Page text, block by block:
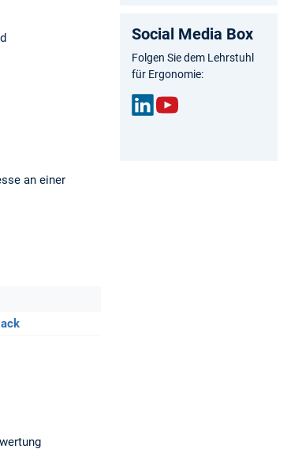
an einer
Social Media Box
Folgen Sie dem Lehrstuhl
für Ergonomie: